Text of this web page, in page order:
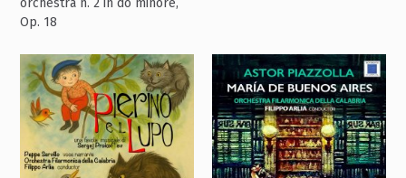
orchestra n. 2 in do minore,
Op. 18